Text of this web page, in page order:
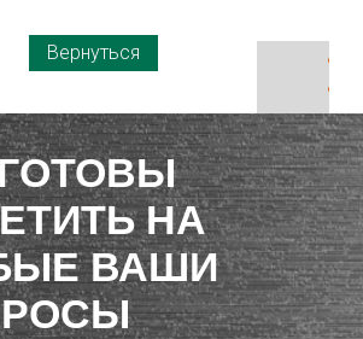
Вернуться
НА
ВАШИ